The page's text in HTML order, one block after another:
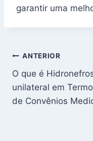
garantir uma
Navegação
de
Post
ANTERIOR
O que é
unilateral em
de Convênios